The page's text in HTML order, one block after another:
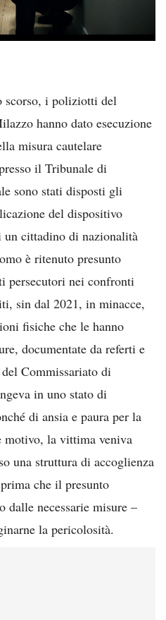
scorso, i poliziotti del
hanno dato esecuzione
misura cautelare
il Tribunale di
sono stati disposti gli
del dispositivo
cittadino di nazionalità
è ritenuto presunto
persecutori nei confronti
sin dal 2021, in minacce,
fisiche che le hanno
documentate da referti e
Commissariato di
in uno stato di
di ansia e paura per la
motivo, la vittima veniva
una struttura di accoglienza
che il presunto
dalle necessarie misure –
la pericolosità.